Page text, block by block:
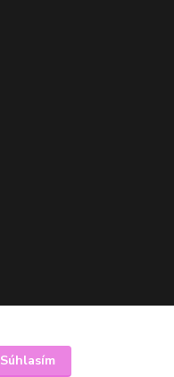
Súhlasím